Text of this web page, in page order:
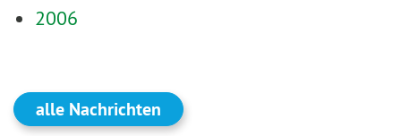
2006
alle Nachrichten